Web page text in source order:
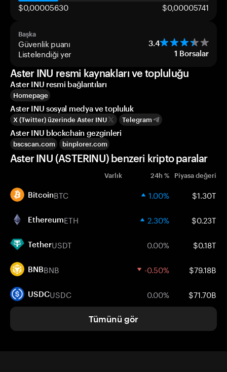
$0,00005630 $0,00005741
Başka
Güvenlik puanı 3.4
Listelendiği yer 1 Borsalar
Aster INU resmi kaynakları ve topluluğu
Aster INU resmi bağlantıları
Homepage
Aster INU sosyal medya ve topluluk
X (Twitter) üzerinde Aster INU Telegram
Aster INU blockchain gezginleri
bscscan.com binplorer.com
Aster INU (ASTERINU) benzeri kripto paralar
Varlık 24h % Piyasa değeri
BitcoinBTC 1.00% $1.30T
EthereumETH 2.30% $0.23T
TetherUSDT 0.00% $0.18T
BNBBNB -0.50% $79.18B
USDCUSDC 0.00% $71.70B
Tümünü gör